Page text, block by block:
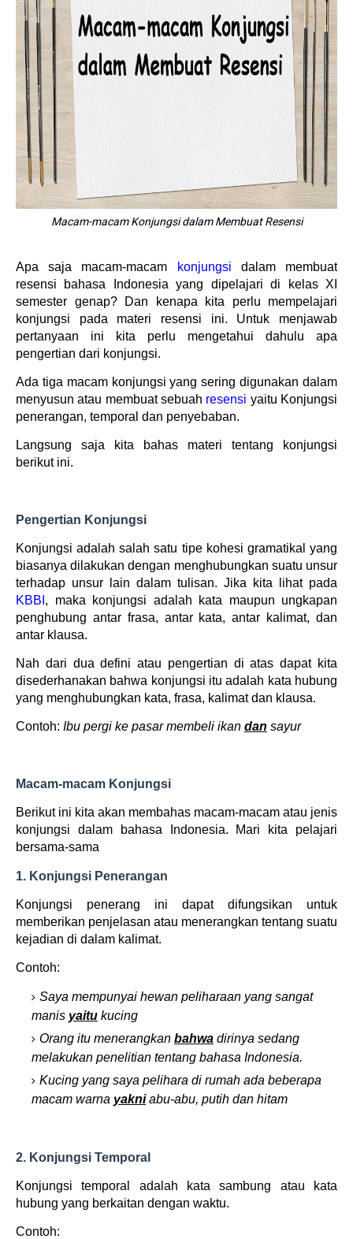
Macam-macam Konjungsi dalam Membuat Resensi
Apa saja macam-macam konjungsi dalam membuat
resensi bahasa Indonesia yang dipelajari di kelas XI
semester genap? Dan kenapa kita perlu mempelajari
konjungsi pada materi resensi ini. Untuk menjawab
pertanyaan ini kita perlu mengetahui dahulu apa
pengertian dari konjungsi.
Ada tiga macam konjungsi yang sering digunakan dalam
menyusun atau membuat sebuah resensi yaitu Konjungsi
penerangan, temporal dan penyebaban.
Langsung saja kita bahas materi tentang konjungsi
berikut ini.
Pengertian Konjungsi
Konjungsi adalah salah satu tipe kohesi gramatikal yang
biasanya dilakukan dengan menghubungkan suatu unsur
terhadap unsur lain dalam tulisan. Jika kita lihat pada
KBBI , maka konjungsi adalah kata maupun ungkapan
penghubung antar frasa, antar kata, antar kalimat, dan
antar klausa.
Nah dari dua defini atau pengertian di atas dapat kita
disederhanakan bahwa konjungsi itu adalah kata hubung
yang menghubungkan kata, frasa, kalimat dan klausa.
Contoh: Ibu pergi ke pasar membeli ikan dan sayur
Macam-macam Konjungsi
Berikut ini kita akan membahas macam-macam atau jenis
konjungsi dalam bahasa Indonesia. Mari kita pelajari
bersama-sama
1. Konjungsi Penerangan
Konjungsi penerang ini dapat difungsikan untuk
memberikan penjelasan atau menerangkan tentang suatu
kejadian di dalam kalimat.
Contoh:
Saya mempunyai hewan peliharaan yang sangat
manis yaitu kucing
Orang itu menerangkan bahwa dirinya sedang
melakukan penelitian tentang bahasa Indonesia.
Kucing yang saya pelihara di rumah ada beberapa
macam warna yakniabu-abu, putih dan hitam
2. Konjungsi Temporal
Konjungsi temporal adalah kata sambung atau kata
hubung yang berkaitan dengan waktu.
Contoh: